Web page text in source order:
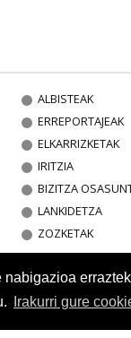
Irakurri gure
ALBISTEAK
ERREPORTAJEAK
ELKARRIZKETAK
IRITZIA
BIZITZA
LANKIDETZA
ZOZKETAK